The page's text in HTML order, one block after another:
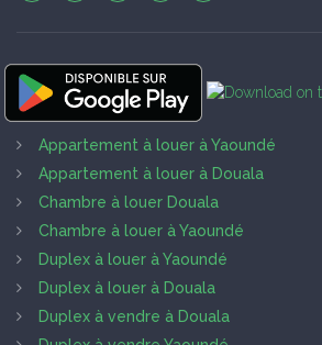
Appartement à louer à Yaoundé
Appartement à louer à Douala
Chambre à louer Douala
Chambre à louer à Yaoundé
Duplex à louer à Yaoundé
Duplex à louer à Douala
Duplex à vendre à Douala